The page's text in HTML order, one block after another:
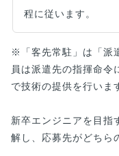
程に従います。
※「客先常駐」は「派
員は派遣先の指揮命令
で技術の提供を行いま
新卒エンジニアを目指
解し、応募先がどちら